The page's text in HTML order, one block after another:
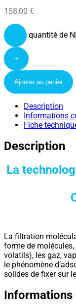
158,00 €
- quantité de
+
Ajouter au panier
Description
Informations
Fiche
Description
La
La filtration
forme de
volatils), les gaz,
le phénomène
solides de fixer sur
Informations